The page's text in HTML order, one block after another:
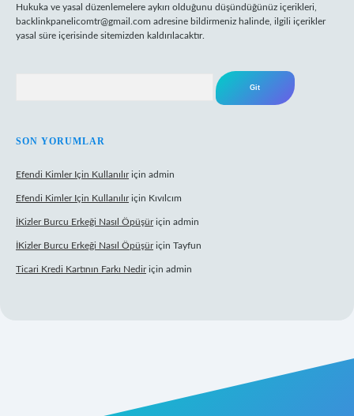
Hukuka ve yasal düzenlemelere aykırı olduğunu düşündüğünüz içerikleri,
backlinkpanelicomtr@gmail.com adresine bildirmeniz halinde, ilgili içerikler
yasal süre içerisinde sitemizden kaldırılacaktır.
SON YORUMLAR
Efendi Kimler Için Kullanılıriçin admin
Efendi Kimler Için Kullanılıriçin Kıvılcım
İKizler Burcu Erkeği Nasıl Öpüşüriçin admin
İKizler Burcu Erkeği Nasıl Öpüşüriçin Tayfun
Ticari Kredi Kartının Farkı Nediriçin admin